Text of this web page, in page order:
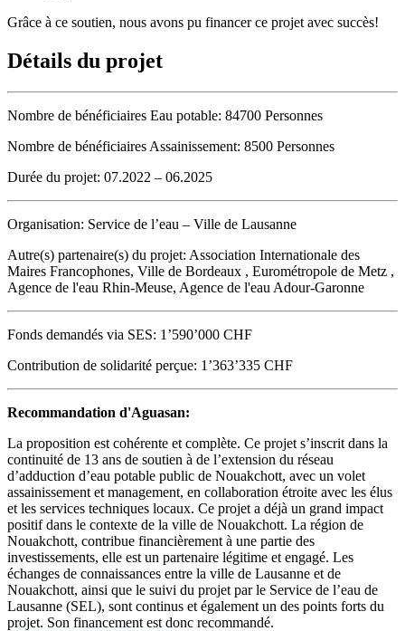
Grâce à ce soutien, nous avons pu financer ce projet avec succès!
Détails du projet
Nombre de bénéficiaires Eau potable: 84700 Personnes
Nombre de bénéficiaires Assainissement: 8500 Personnes
Durée du projet: 07.2022 – 06.2025
Organisation: Service de l’eau – Ville de Lausanne
Autre(s) partenaire(s) du projet: Association Internationale des
Maires Francophones, Ville de Bordeaux , Eurométropole de Metz ,
Agence de l'eau Rhin-Meuse, Agence de l'eau Adour-Garonne
Fonds demandés via SES: 1’590’000 CHF
Contribution de solidarité perçue: 1’363’335 CHF
Recommandation d'Aguasan:
La proposition est cohérente et complète. Ce projet s’inscrit dans la
continuité de 13 ans de soutien à de l’extension du réseau
d’adduction d’eau potable public de Nouakchott, avec un volet
assainissement et management, en collaboration étroite avec les élus
et les services techniques locaux. Ce projet a déjà un grand impact
positif dans le contexte de la ville de Nouakchott. La région de
Nouakchott, contribue financièrement à une partie des
investissements, elle est un partenaire légitime et engagé. Les
échanges de connaissances entre la ville de Lausanne et de
Nouakchott, ainsi que le suivi du projet par le Service de l’eau de
Lausanne (SEL), sont continus et également un des points forts du
projet. Son financement est donc recommandé.